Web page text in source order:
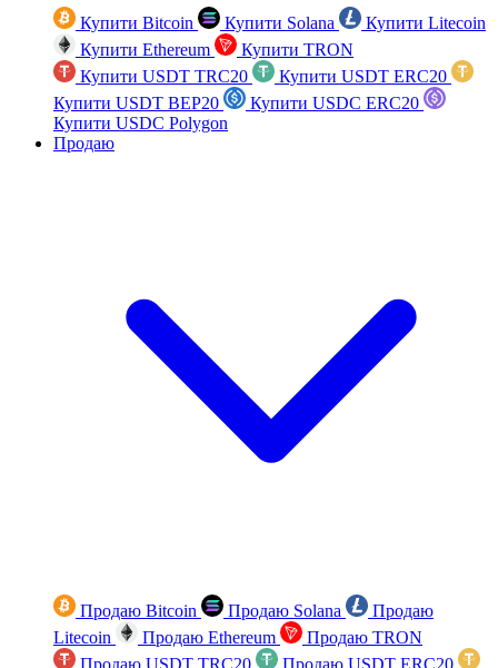
Купити Bitcoin Купити Solana
Купити Litecoin
Купити Ethereum
Купити TRON
Купити USDT TRC20
Купити USDT ERC20
Купити USDT BEP20
Купити USDC ERC20
Купити USDC Polygon
Продаю
Продаю Bitcoin Продаю Solana
Продаю
Litecoin
Продаю Ethereum
Продаю TRON
Продаю USDT TRC20
Продаю USDT ERC20